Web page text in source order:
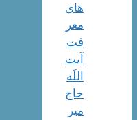
های
معر
فت
آیت
اللَه
حاج
میر